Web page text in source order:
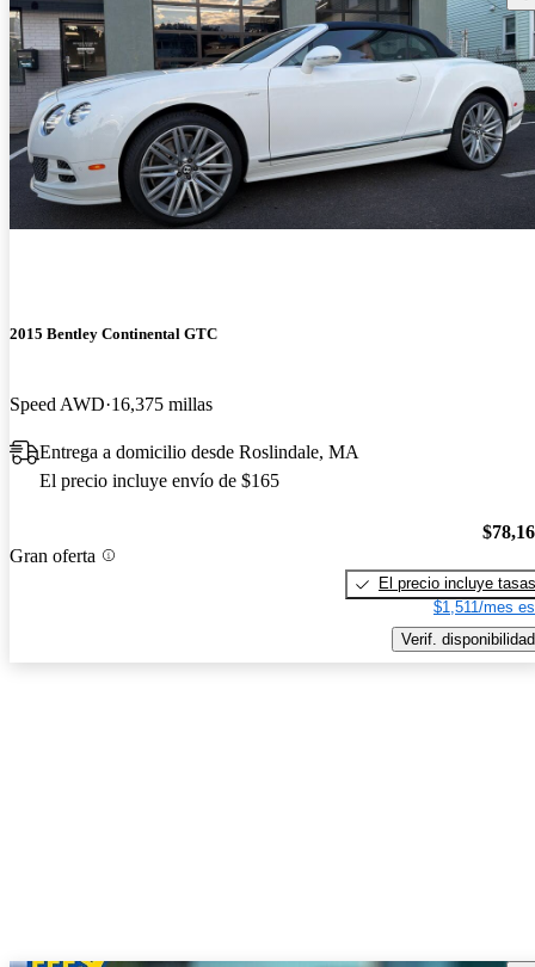
2015 Bentley Continental GTC
Speed AWD 16,375 millas
Entrega a domicilio desde Roslindale, MA
El precio incluye envío de $165
Gran oferta
El precio incluye tasas
$1,511/mes
Verif. disponibilidad